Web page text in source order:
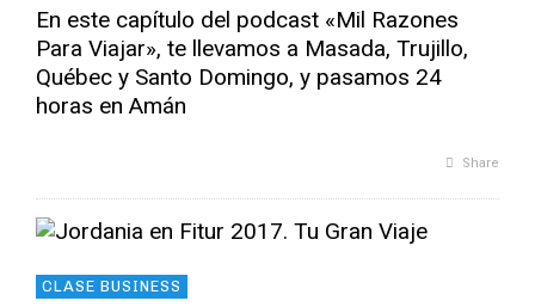
En este capítulo del podcast «Mil Razones
Para Viajar», te llevamos a Masada, Trujillo,
Québec y Santo Domingo, y pasamos 24
horas en Amán
Share
CLASE BUSINESS